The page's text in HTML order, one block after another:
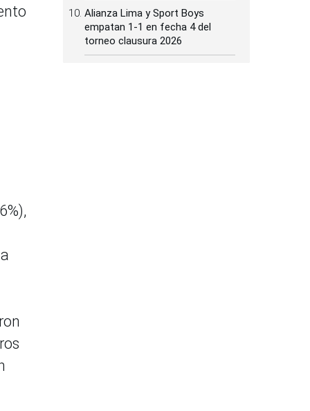
Alianza Lima y Sport Boys
empatan 1-1 en fecha 4 del
torneo clausura 2026